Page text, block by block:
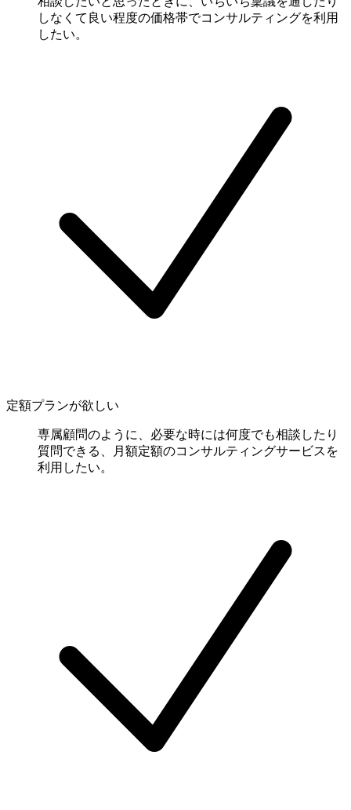
しなくて良い程度の価格帯でコンサルティングを利用
したい。
定額プランが欲しい
専属顧問のように、必要な時には何度でも相談したり
質問できる、月額定額のコンサルティングサービスを
利用したい。